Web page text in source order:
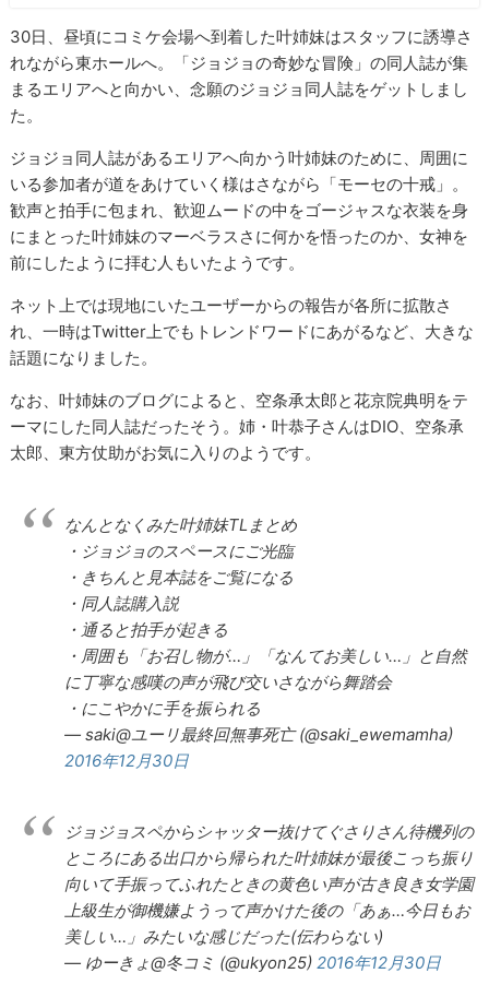
30日、昼頃にコミケ会場へ到着した叶姉妹はスタッフに誘導さ
れながら東ホールへ。「ジョジョの奇妙な冒険」の同人誌が集
まるエリアへと向かい、念願のジョジョ同人誌をゲットしまし
た。
ジョジョ同人誌があるエリアへ向かう叶姉妹のために、周囲に
いる参加者が道をあけていく様はさながら「モーセの十戒」。
歓声と拍手に包まれ、歓迎ムードの中をゴージャスな衣装を身
にまとった叶姉妹のマーベラスさに何かを悟ったのか、女神を
前にしたように拝む人もいたようです。
ネット上では現地にいたユーザーからの報告が各所に拡散さ
れ、一時はTwitter上でもトレンドワードにあがるなど、大きな
話題になりました。
なお、叶姉妹のブログによると、空条承太郎と花京院典明をテ
ーマにした同人誌だったそう。姉・叶恭子さんはDIO、空条承
太郎、東方仗助がお気に入りのようです。
なんとなくみた叶姉妹TLまとめ
・ジョジョのスペースにご光臨
・きちんと見本誌をご覧になる
・同人誌購入説
・通ると拍手が起きる
・周囲も「お召し物が…」「なんてお美しい…」と自然
に丁寧な感嘆の声が飛び交いさながら舞踏会
・にこやかに手を振られる
— saki@ユーリ最終回無事死亡 (@saki_ewemamha)
2016年12月30日
ジョジョスペからシャッター抜けてぐさりさん待機列の
ところにある出口から帰られた叶姉妹が最後こっち振り
向いて手振ってふれたときの黄色い声が古き良き女学園
上級生が御機嫌ようって声かけた後の「あぁ…今日もお
美しい…」みたいな感じだった(伝わらない)
— ゆーきょ@冬コミ (@ukyon25) 2016年12月30日